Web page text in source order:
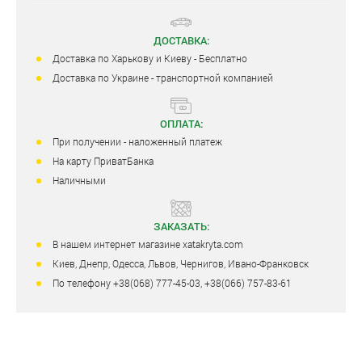
ДОСТАВКА:
Доставка по Харькову и Киеву - Бесплатно
Доставка по Украине - транспортной компанией
ОПЛАТА:
При получении - наложенный платеж
На карту ПриватБанка
Наличными
ЗАКАЗАТЬ:
В нашем интернет магазине xatakryta.com
Киев, Днепр, Одесса, Львов, Чернигов, Ивано-Франковск
По телефону +38(068) 777-45-03, +38(066) 757-83-61